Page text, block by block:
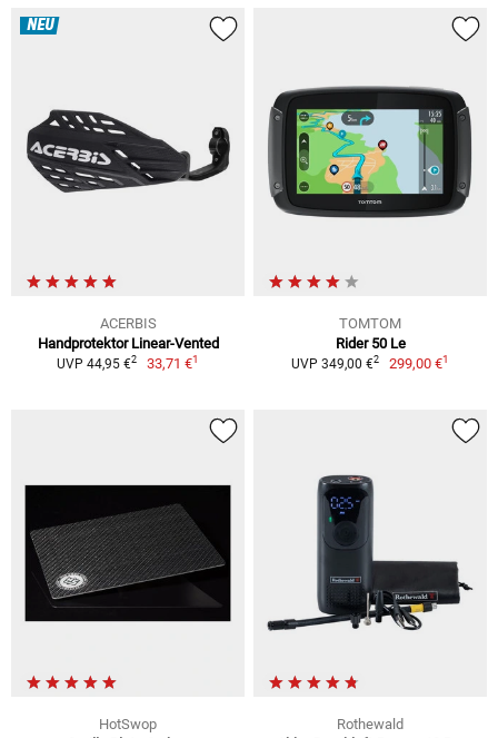
NEU
ACERBIS
Handprotektor Linear-Vented
UVP 44,95 €2 33,71 €1
TOMTOM
Rider 50 Le
UVP 349,00 €2 299,00 €1
HotSwop
Rothewald